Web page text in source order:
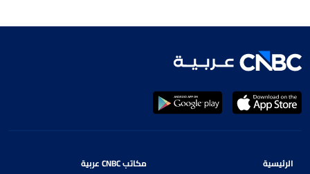
الرئيسية
مكاتب CNBC عربية